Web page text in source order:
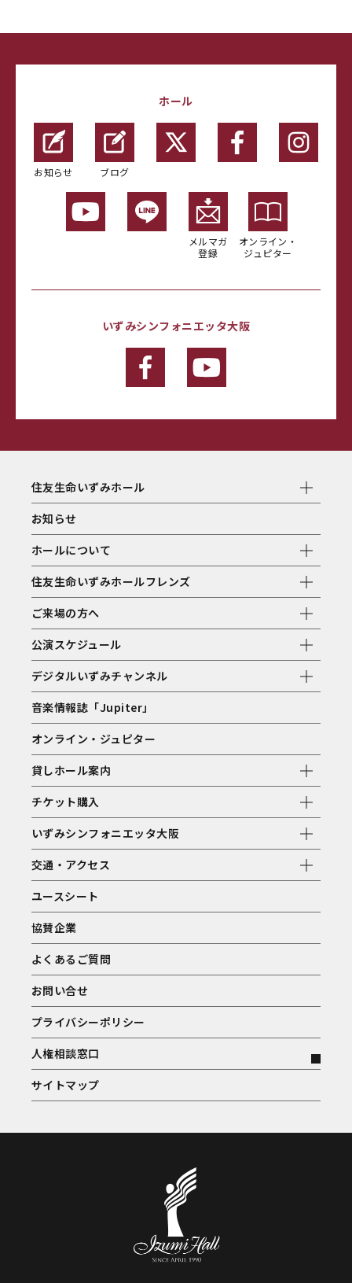
ホール
お知らせ ブログ
メルマガ
登録
オンライン・
ジュピター
いずみシンフォニエッタ大阪
住友生命いずみホール
お知らせ
ホールについて
住友生命いずみホールフレンズ
ご来場の方へ
公演スケジュール
デジタルいずみチャンネル
音楽情報誌「Jupiter」
オンライン・ジュピター
貸しホール案内
チケット購入
いずみシンフォニエッタ大阪
交通・アクセス
ユースシート
協賛企業
よくあるご質問
お問い合せ
プライバシーポリシー
人権相談窓口
サイトマップ